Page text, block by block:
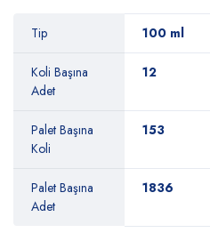
Tip 100 ml
Koli Başına
Adet
12
Palet Başına
Koli
153
Palet Başına
Adet
1836